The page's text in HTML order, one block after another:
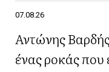
07.08.26
Αντώνης
ένας ροκάς που